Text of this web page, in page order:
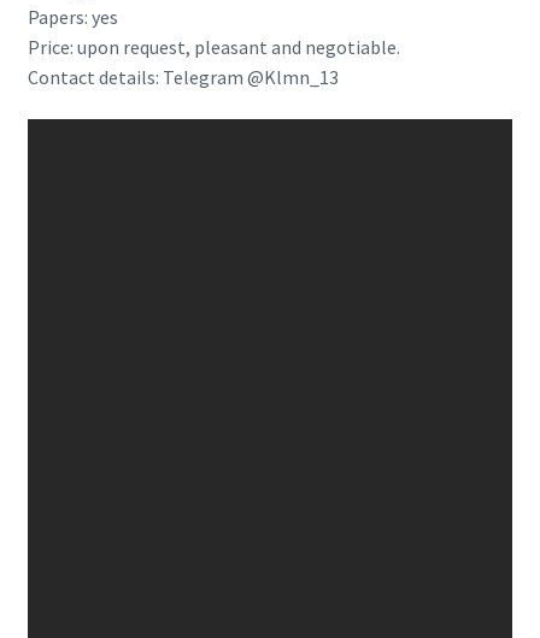
Papers: yes
Price: upon request, pleasant and negotiable.
Contact details: Telegram @Klmn_13